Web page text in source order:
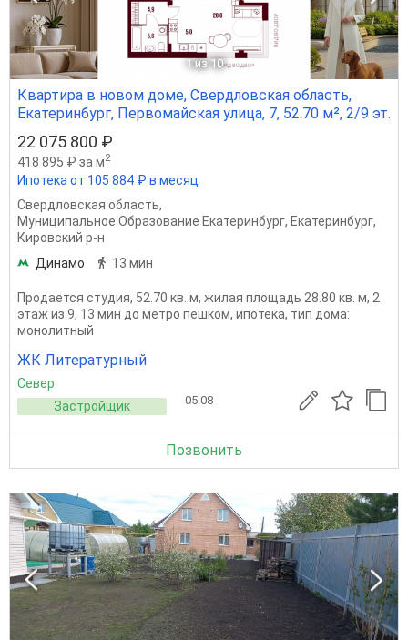
1 из 10
Квартира в новом доме, Свердловская область,
Екатеринбург, Первомайская улица, 7, 52.70 м², 2/9 эт.
22 075 800 ₽
418 895 ₽ за м2
Ипотека от 105 884 ₽ в месяц
Свердловская область,
Муниципальное Образование Екатеринбург, Екатеринбург,
Кировский р-н
Динамо
13 мин
Продается студия, 52.70 кв. м, жилая площадь 28.80 кв. м, 2
этаж из 9, 13 мин до метро пешком, ипотека, тип дома:
монолитный
ЖК Литературный
Север
Застройщик
05.08
Позвонить